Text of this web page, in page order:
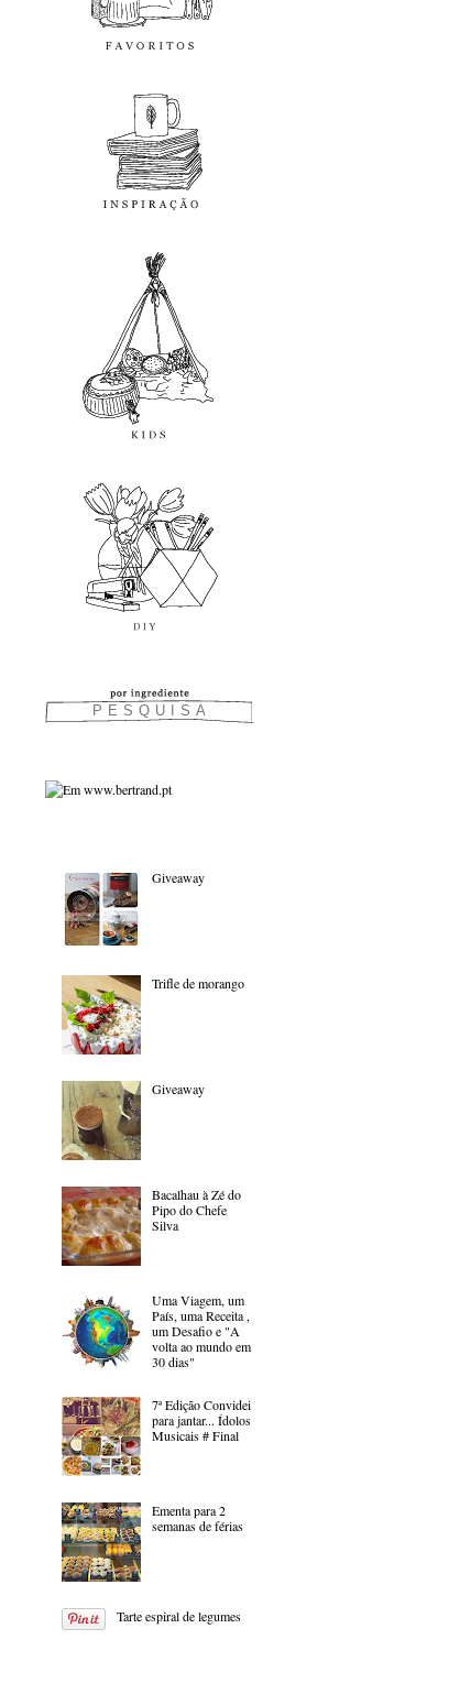
Giveaway
Trifle de morango
Giveaway
Bacalhau à Zé do
Pipo do Chefe
Silva
Uma Viagem, um
País, uma Receita ,
um Desafio e "A
volta ao mundo em
30 dias"
7ª Edição Convidei
para jantar... Ídolos
Musicais # Final
Ementa para 2
semanas de férias
Tarte espiral de legumes